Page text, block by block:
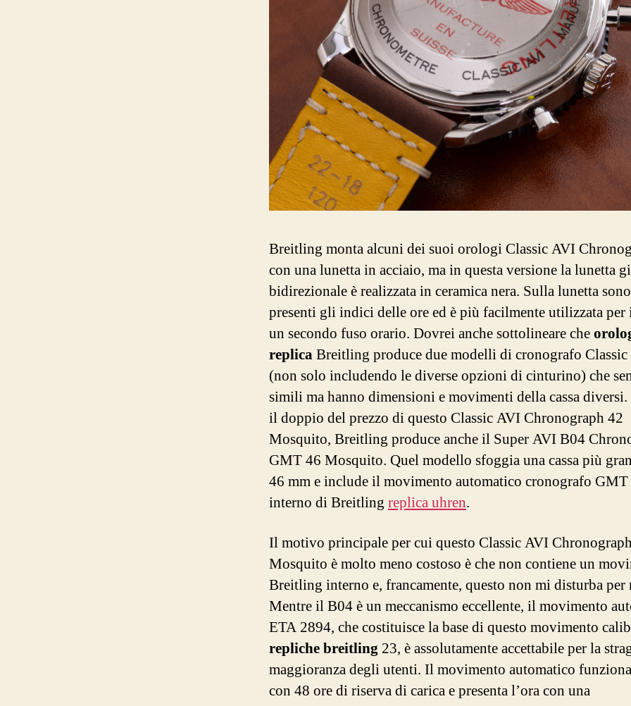
Breitling monta alcuni dei suoi orologi Classic AVI
con una lunetta in acciaio, ma in questa versione la lunetta
bidirezionale è realizzata in ceramica nera. Sulla lunetta sono
presenti gli indici delle ore ed è più facilmente utilizzata per
un secondo fuso orario. Dovrei anche sottolineare che
replicaBreitling produce due modelli di cronografo
(non solo includendo le diverse opzioni di cinturino) che
simili ma hanno dimensioni e movimenti della cassa
il doppio del prezzo di questo Classic AVI Chronograph 42
Mosquito, Breitling produce anche il Super AVI B04
GMT 46 Mosquito. Quel modello sfoggia una cassa più
46 mm e include il movimento automatico cronografo
interno di Breitling replica uhren.
Il motivo principale per cui questo Classic AVI
Mosquito è molto meno costoso è che non contiene un
Breitling interno e, francamente, questo non mi disturba per
Mentre il B04 è un meccanismo eccellente, il movimento
ETA 2894, che costituisce la base di questo movimento
repliche breitling 23, è assolutamente accettabile per la
maggioranza degli utenti. Il movimento automatico
con 48 ore di riserva di carica e presenta l’ora con una